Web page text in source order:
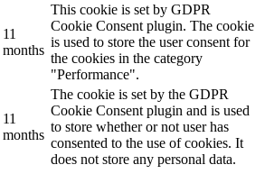
11
months
This cookie is set by GDPR
Cookie Consent plugin. The cookie
is used to store the user consent for
the cookies in the category
"Performance".
11
months
The cookie is set by the GDPR
Cookie Consent plugin and is used
to store whether or not user has
consented to the use of cookies. It
does not store any personal data.